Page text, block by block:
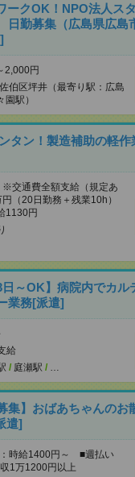
ークOK！NPO法人ス
勤募集（広島県広島
2,000円
伯区坪井（最寄り駅：広島
駅）
タン！製造補助の軽作
交通費全額支給（規定あ
（20日勤務＋残業10h）
1130円
日～OK】病院内でカル
業務[派遣]
給
/ 庭瀬駅 / …
集】おばあちゃんのお
遣]
時給1400円～ ■週払い
1万1200円以上